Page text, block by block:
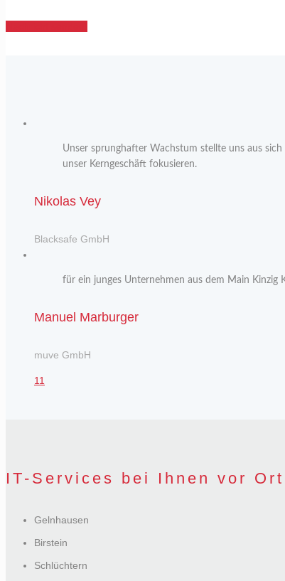
Unser sprunghafter Wachstum stellte uns aus
unser Kerngeschäft fokusieren.
Nikolas Vey
Blacksafe GmbH
für ein junges Unternehmen aus dem Main Kinzig
Manuel Marburger
muve GmbH
11
IT-Services bei Ihnen vor Ort
Gelnhausen
Birstein
Schlüchtern